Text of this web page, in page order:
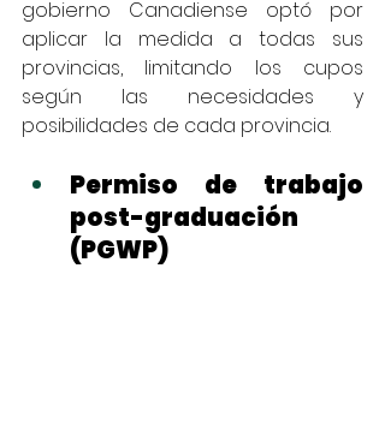
gobierno Canadiense optó por
aplicar la medida a todas sus
provincias, limitando los cupos
según las necesidades y
posibilidades de cada provincia.
Permiso de trabajo
post-graduación
(PGWP)